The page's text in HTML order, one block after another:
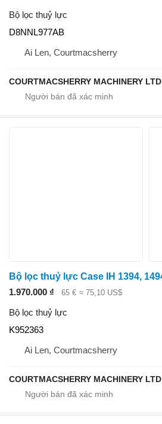
Bộ lọc thuỷ lực
D8NNL977AB
Ai Len, Courtmacsherry
COURTMACSHERRY MACHINERY LTD
1.970.000 ₫ 65 € ≈ 75,10 US$
Bộ lọc thuỷ lực
K952363
Ai Len, Courtmacsherry
COURTMACSHERRY MACHINERY LTD